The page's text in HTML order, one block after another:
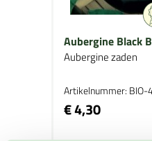
Aubergine Black
Aubergine zaden
Artikelnummer: BIO-
€ 4,30